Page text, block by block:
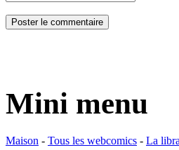
Mini menu
Maison - Tous les webcomics - La